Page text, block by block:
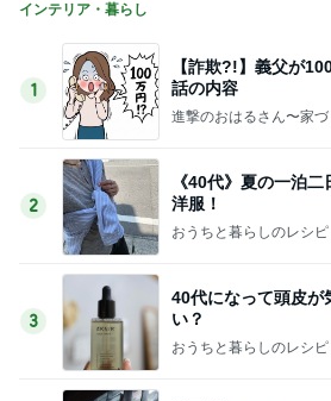
インテリア・暮らし
1
【詐欺?!】義父が
話の内容
進撃のおはるさん〜家づ
2
《40代》夏の一泊
洋服！
おうちと暮らしのレシ
3
40代になって頭皮が
い？
おうちと暮らしのレシ